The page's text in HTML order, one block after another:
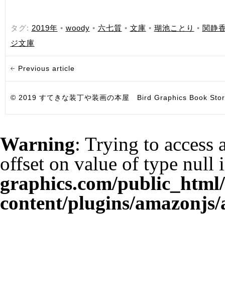
タグ: 2019年 • woody • 六七質 • 文庫 • 瑚池ことり • 関静
ジ文庫
Previous article
© 2019 すてきな装丁や装画の本屋 Bird Graphics Book
Warning: Trying to access
offset on value of type null
graphics.com/
content/plugins/